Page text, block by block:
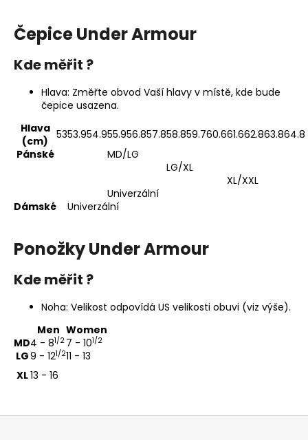
Čepice Under Armour
Kde měřit ?
Hlava: Změřte obvod Vaší hlavy v místě, kde bude
čepice usazena.
Hlava
(cm)
5353.954.955.956.857.858.859.760.661.662.863.864.8
Pánské
MD/LG
LG/XL
XL/XXL
Univerzální
Dámské
Univerzální
Ponožky Under Armour
Kde měřit ?
Noha: Velikost odpovídá US velikosti obuvi (viz výše).
Men Women
MD4 - 81/2 7 - 101/2
LG9 - 121/211 - 13
XL13 - 16
Z